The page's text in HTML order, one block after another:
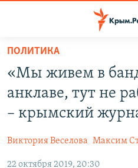
Вернуться
основному
содержанию
главной
навигации
Вернутся
11 ЛЕТ ОККУПАЦИИ КРЫМА. 11
ЕЩЕ
ПОЛИТИКА
«Мы живем в
анклаве, тут не
– крымский
Виктория Веселова Максим
22 октября 2019, 20:30